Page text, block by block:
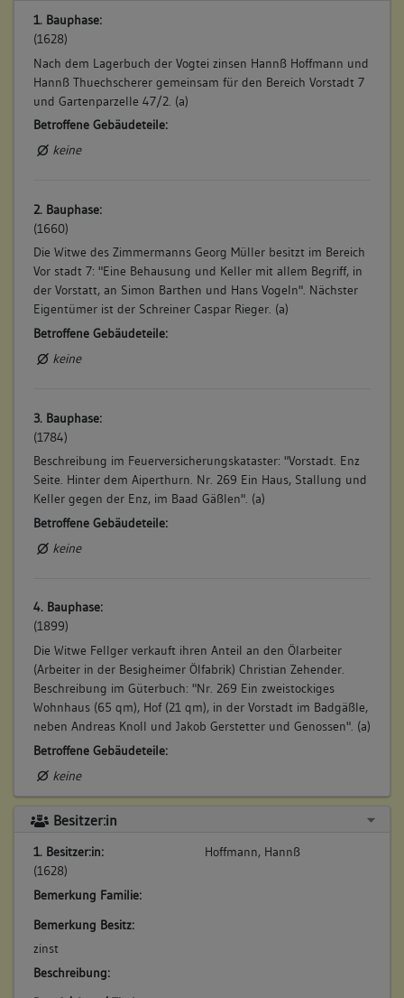
1. Bauphase:
(1628)
Nach dem Lagerbuch der Vogtei zinsen Hannß Hoffmann und
Hannß Thuechscherer gemeinsam für den Bereich Vorstadt 7
und Gartenparzelle 47/2. (a)
Betroffene Gebäudeteile:
keine
2. Bauphase:
(1660)
Die Witwe des Zimmermanns Georg Müller besitzt im Bereich
Vor stadt 7: "Eine Behausung und Keller mit allem Begriff, in
der Vorstatt, an Simon Barthen und Hans Vogeln". Nächster
Eigentümer ist der Schreiner Caspar Rieger. (a)
Betroffene Gebäudeteile:
keine
3. Bauphase:
(1784)
Beschreibung im Feuerversicherungskataster: "Vorstadt. Enz
Seite. Hinter dem Aiperthurn. Nr. 269 Ein Haus, Stallung und
Keller gegen der Enz, im Baad Gäßlen". (a)
Betroffene Gebäudeteile:
keine
4. Bauphase:
(1899)
Die Witwe Fellger verkauft ihren Anteil an den Ölarbeiter
(Arbeiter in der Besigheimer Ölfabrik) Christian Zehender.
Beschreibung im Güterbuch: "Nr. 269 Ein zweistockiges
Wohnhaus (65 qm), Hof (21 qm), in der Vorstadt im Badgäßle,
neben Andreas Knoll und Jakob Gerstetter und Genossen". (a)
Betroffene Gebäudeteile:
keine
Besitzer:in
1. Besitzer:in:
(1628)
Hoffmann, Hannß
Bemerkung Familie:
Bemerkung Besitz:
zinst
Beschreibung: